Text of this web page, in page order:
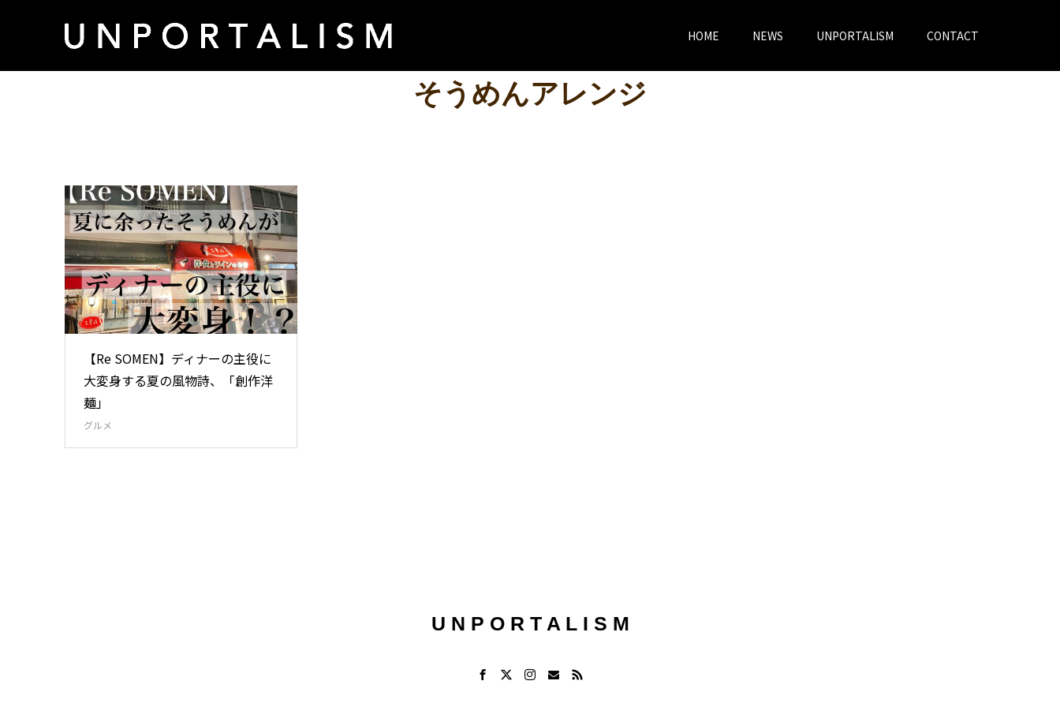
HOME NEWS UNPORTALISM CONTACT
そうめんアレンジ
【Re SOMEN】ディナーの主役に
大変身する夏の風物詩、「創作洋
麺」
グルメ
U N P O R T A L I S M